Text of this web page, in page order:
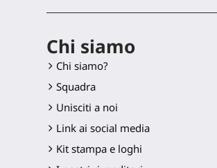
Chi siamo
Chi siamo?
Squadra
Unisciti a noi
Link ai social media
Kit stampa e loghi